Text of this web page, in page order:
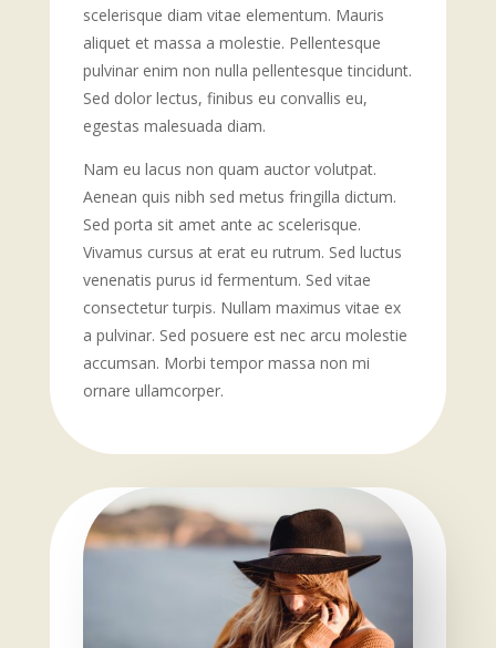
scelerisque diam vitae elementum. Mauris
aliquet et massa a molestie. Pellentesque
pulvinar enim non nulla pellentesque tincidunt.
Sed dolor lectus, finibus eu convallis eu,
egestas malesuada diam.
Nam eu lacus non quam auctor volutpat.
Aenean quis nibh sed metus fringilla dictum.
Sed porta sit amet ante ac scelerisque.
Vivamus cursus at erat eu rutrum. Sed luctus
venenatis purus id fermentum. Sed vitae
consectetur turpis. Nullam maximus vitae ex
a pulvinar. Sed posuere est nec arcu molestie
accumsan. Morbi tempor massa non mi
ornare ullamcorper.